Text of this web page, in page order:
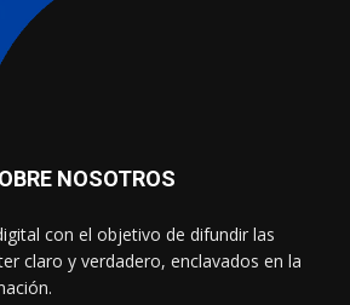
NOSOTROS
con el objetivo de difundir las
claro y verdadero, enclavados en la